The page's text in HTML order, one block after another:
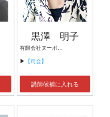
黒澤 明子
▶ 【司会】
講師候補に入れる